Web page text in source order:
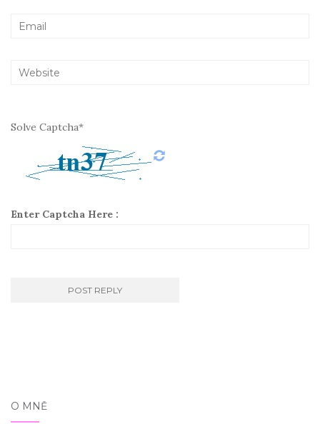
Solve Captcha*
Enter Captcha Here :
O MNĚ